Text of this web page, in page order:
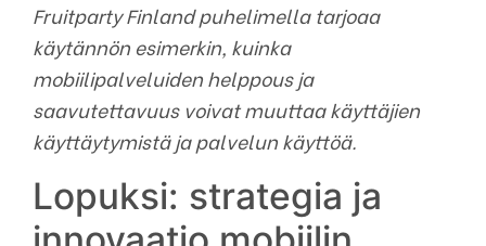
Fruitparty Finland puhelimella tarjoaa
käytännön esimerkin, kuinka
mobiilipalveluiden helppous ja
saavutettavuus voivat muuttaa käyttäjien
käyttäytymistä ja palvelun käyttöä.
Lopuksi: strategia ja